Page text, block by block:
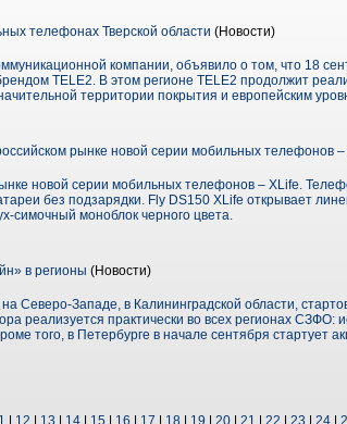
телефонах Тверской области (Новости)
компании, объявило о том, что 18
TELE2. В этом регионе TELE2 продолжит
территории покрытия и европейским
рынке новой серии мобильных телефонов –
новой серии мобильных телефонов – XLife.
без подзарядки. Fly DS150 XLife открывает
симочный моноблок черного цвета.
в регионы (Новости)
Северо-Западе, в Калининградской области,
реализуется практически во всех регионах СЗФО:
того, в Петербурге в начале сентября стартует
12 13 14 15 16 17 18 19 20 21 22 23 24